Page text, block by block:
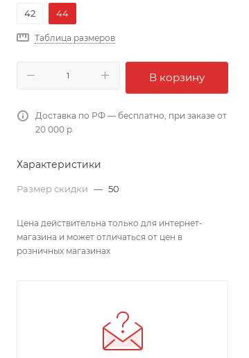
42
44
Таблица размеров
В корзину
Доставка по РФ — бесплатно, при заказе от
20 000 р.
Характеристики
Размер скидки — 50
Цена действительна только для интернет-
магазина и может отличаться от цен в
розничных магазинах